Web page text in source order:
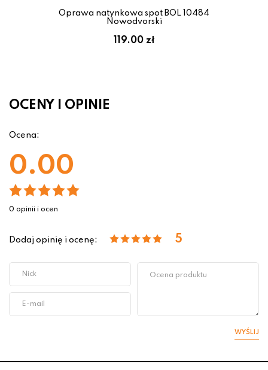
Oprawa natynkowa spot BOL 10484
Nowodvorski
119.00 zł
OCENY I OPINIE
Ocena:
0.00
0 opinii i ocen
Dodaj opinię i ocenę: 5
WYŚLIJ